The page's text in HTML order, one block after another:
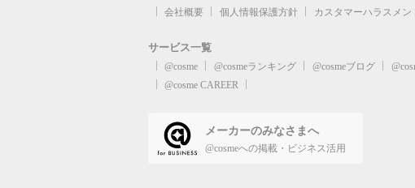
会社概要 個人情報保護方針 カスタマーハラスメ
サービス一覧
@cosme @cosmeランキング @cosmeブログ
@cosme CAREER
メーカーのみなさまへ
@cosmeへの掲載・ビジネス活用